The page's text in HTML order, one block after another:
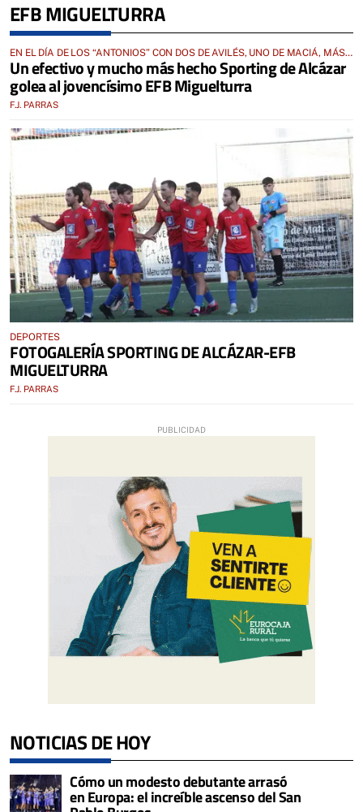
EFB MIGUELTURRA
EN EL DÍA DE LOS “ANTONIOS” CON DOS DE AVILÉS, UNO DE MACIÁ, MÁS
QUINI Y JUANILLO
Un efectivo y mucho más hecho Sporting de Alcázar
golea al jovencísimo EFB Miguelturra
F.J. PARRAS
DEPORTES
FOTOGALERÍA SPORTING DE ALCÁZAR-EFB
MIGUELTURRA
F.J. PARRAS
NOTICIAS DE HOY
Cómo un modesto debutante arrasó
en Europa: el increíble ascenso del San